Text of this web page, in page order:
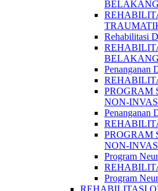
BELAKANG
Rehabilitasi
BELAKANG
Penanganan
PROGRAM
NON-
Penanganan
PROGRAM
NON-
Program
Program
REHABILITASI